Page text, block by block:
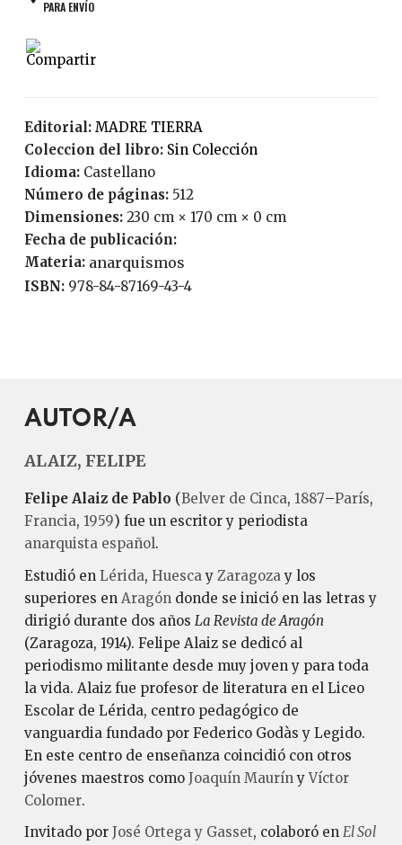
PARA ENVÍO
Editorial:
MADRE TIERRA
Coleccion del libro:
Sin Colección
Idioma:
Castellano
Número de páginas:
512
Dimensiones: 230 cm × 170 cm × 0 cm
Fecha de publicación:
Materia: anarquismos
ISBN: 978-84-87169-43-4
AUTOR/A
ALAIZ, FELIPE
Felipe Alaiz de Pablo (Belver de Cinca, 1887–París,
Francia, 1959) fue un escritor y periodista
anarquista español.
Estudió en Lérida, Huesca y Zaragoza y los
superiores en Aragón donde se inició en las letras y
dirigió durante dos años La Revista de Aragón
(Zaragoza, 1914). Felipe Alaiz se dedicó al
periodismo militante desde muy joven y para toda
la vida. Alaiz fue profesor de literatura en el Liceo
Escolar de Lérida, centro pedagógico de
vanguardia fundado por Federico Godàs y Legido.
En este centro de enseñanza coincidió con otros
jóvenes maestros como Joaquín Maurín yVíctor
Colomer.
Invitado por José Ortega y Gasset, colaboró en El Sol